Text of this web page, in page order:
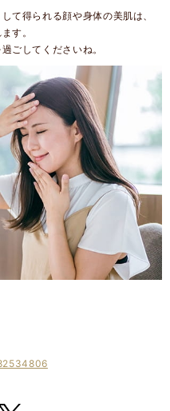
て得られる顔や身体の美肌は、
す。
ごしてくださいね。